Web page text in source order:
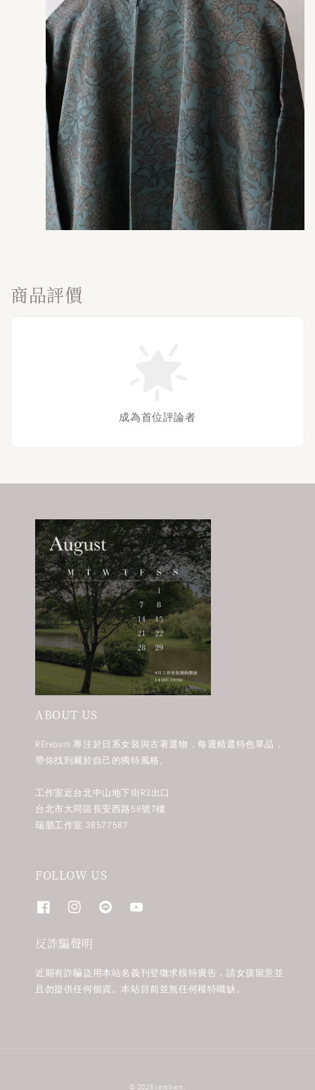
商品評價
成為首位評論者
ABOUT US
REreburn 專注於日系女裝與古著選物，每週精選特色單品，
帶你找到屬於自己的獨特風格。
工作室近台北中山地下街R3出口
台北市大同區長安西路58號7樓
瑞朋工作室 38577587
FOLLOW US
反詐騙聲明
近期有詐騙盜用本站名義刊登徵求模特廣告，請女孩留意並
且勿提供任何個資。本站目前並無任何模特職缺。
© 2026 rereburn.